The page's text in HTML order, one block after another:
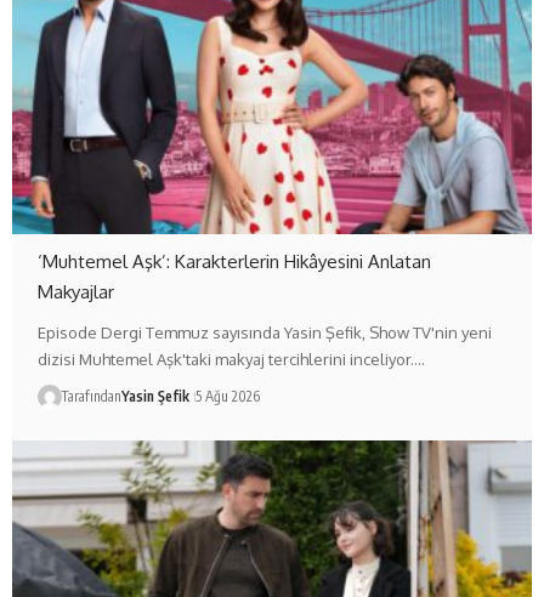
‘Muhtemel Aşk’: Karakterlerin Hikâyesini Anlatan
Makyajlar
Episode Dergi Temmuz sayısında Yasin Şefik, Show TV'nin yeni
dizisi Muhtemel Aşk'taki makyaj tercihlerini inceliyor.…
TarafındanYasin Şefik 5 Ağu 2026